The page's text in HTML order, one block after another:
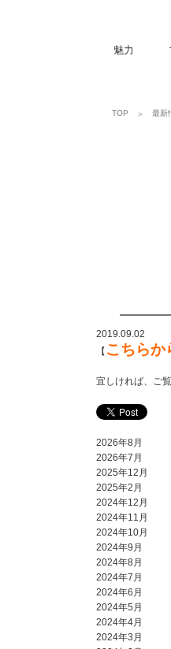
魅力
TOP 最新
2019.09.02
【 こちらか
宜しければ、ご
2026年8月
2026年7月
2025年12月
2025年2月
2024年12月
2024年11月
2024年10月
2024年9月
2024年8月
2024年7月
2024年6月
2024年5月
2024年4月
2024年3月